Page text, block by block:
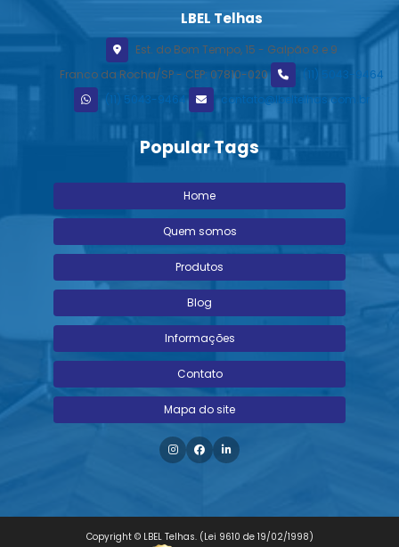
LBEL Telhas
Est. do Bom Tempo, 15 - Galpão 8 e 9
Franco da Rocha/SP - CEP: 07810-020
(11) 5043-9464
(11) 5043-9464
contato@lbeltelhas.com.br
Popular Tags
Home
Quem somos
Produtos
Blog
Informações
Contato
Mapa do site
Copyright © LBEL Telhas. (Lei 9610 de 19/02/1998)